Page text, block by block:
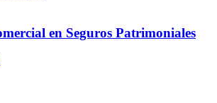
en Seguros Patrimoniales